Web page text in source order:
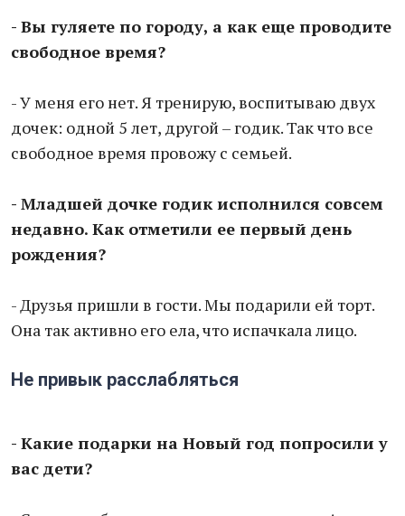
- Вы гуляете по городу, а как еще проводите
свободное время?
- У меня его нет. Я тренирую, воспитываю двух
дочек: одной 5 лет, другой – годик. Так что все
свободное время провожу с семьей.
- Младшей дочке годик исполнился совсем
недавно. Как отметили ее первый день
рождения?
- Друзья пришли в гости. Мы подарили ей торт.
Она так активно его ела, что испачкала лицо.
Не привык расслабляться
- Какие подарки на Новый год попросили у
вас дети?